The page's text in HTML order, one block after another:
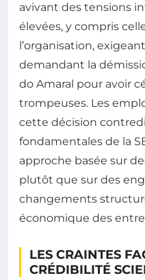
avivant des tensions
élevées, y compris
l’organisation,
demandant la
do Amaral pour avoir
trompeuses. Les
cette décision
fondamentales de la
approche basée sur
plutôt que sur des
changements
économique des
LES CRAINTES
CRÉDIBILITÉ